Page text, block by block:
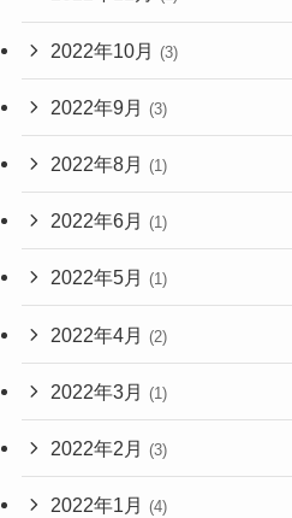
2022年10月 (3)
2022年9月 (3)
2022年8月 (1)
2022年6月 (1)
2022年5月 (1)
2022年4月 (2)
2022年3月 (1)
2022年2月 (3)
2022年1月 (4)